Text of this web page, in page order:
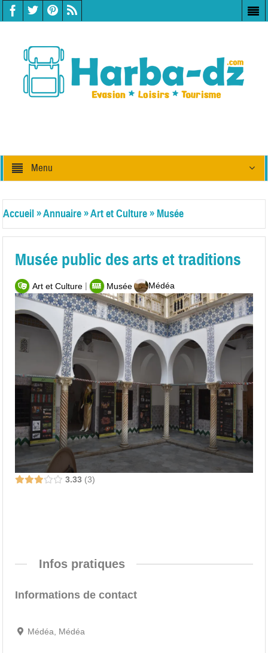
Menu
Accueil»Annuaire»Art et Culture» Musée
Musée public des arts et traditions
Art et Culture| Musée Médéa
3.33 3
Infos pratiques
Informations de contact
Médéa, Médéa